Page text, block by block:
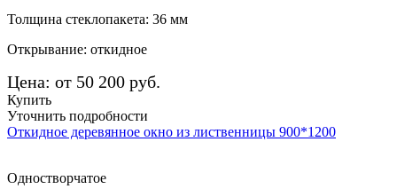
Толщина стеклопакета: 36 мм
Открывание: откидное
Цена: от 50 200 руб.
Купить
Уточнить подробности
Откидное деревянное окно из лиственницы 900*1200
Одностворчатое